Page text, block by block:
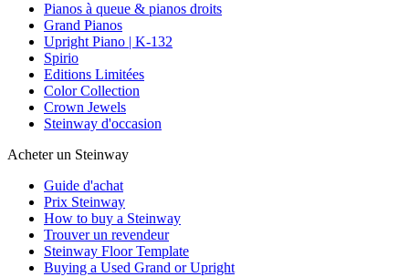
Pianos à queue & pianos droits
Grand Pianos
Upright Piano | K-132
Spirio
Editions Limitées
Color Collection
Crown Jewels
Steinway d'occasion
Acheter un Steinway
Guide d'achat
Prix Steinway
How to buy a Steinway
Trouver un revendeur
Steinway Floor Template
Buying a Used Grand or Upright